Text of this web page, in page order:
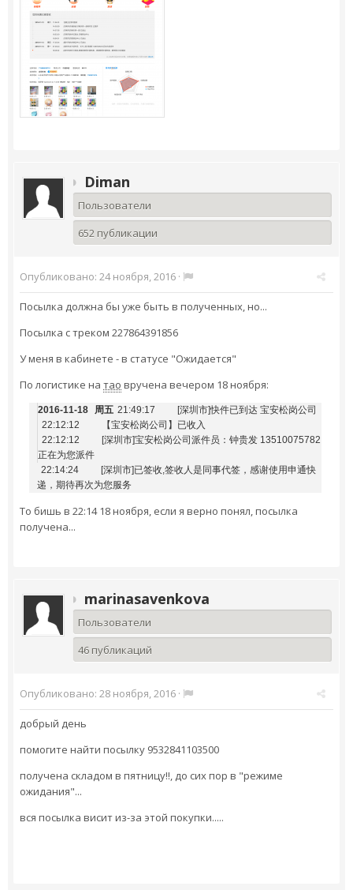
Diman
Пользователи
652 публикации
Опубликовано: 24 ноября, 2016 ·
Посылка должна бы уже быть в полученных, но...
Посылка с треком 227864391856
У меня в кабинете - в статусе "Ожидается"
По логистике на тао вручена вечером 18 ноября:
2016-11-18 周五 21:49:17
[深圳市]快件已到达 宝安松岗公司
22:12:12
【宝安松岗公司】已收入
22:12:12
[深圳市]宝安松岗公司派件员：钟贵发 13510075782
正在为您派件
22:14:24
[深圳市]已签收,签收人是同事代签，感谢使用申通快
递，期待再次为您服务
То бишь в 22:14 18 ноября, если я верно понял, посылка
получена...
marinasavenkova
Пользователи
46 публикаций
Опубликовано: 28 ноября, 2016 ·
добрый день
помогите найти посылку 9532841103500
получена складом в пятницу!!, до сих пор в "режиме
ожидания"...
вся посылка висит из-за этой покупки.....